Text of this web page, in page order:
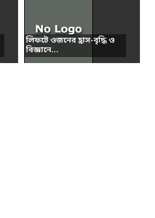
লিফটে ওজনের হ্রাস-বৃদ্ধি ও
বিজ্ঞানে...